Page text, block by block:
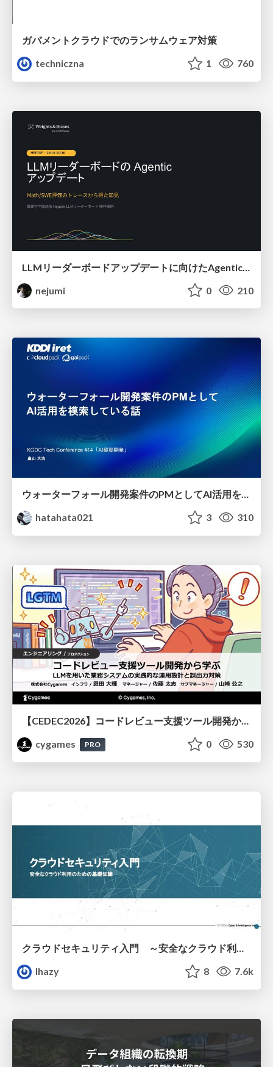
ガバメントクラウドでのランサムウェア対策
techniczna
1 760
nejumi
0 210
ウォーターフォール開発案件のPMとしてAI活用を模索している話
hatahata021
3 310
【CEDEC2026】コードレビュー支援ツール開発から学ぶ：LLMを用いた業務システムの実践的な運用設計と誤出力対策
cygames
PRO 0 530
lhazy
8 7.6k